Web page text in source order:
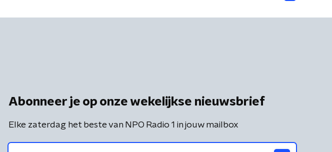
Abonneer je op onze wekelijkse nieuwsbrief
Elke zaterdag het beste van NPO Radio 1 in jouw mailbox